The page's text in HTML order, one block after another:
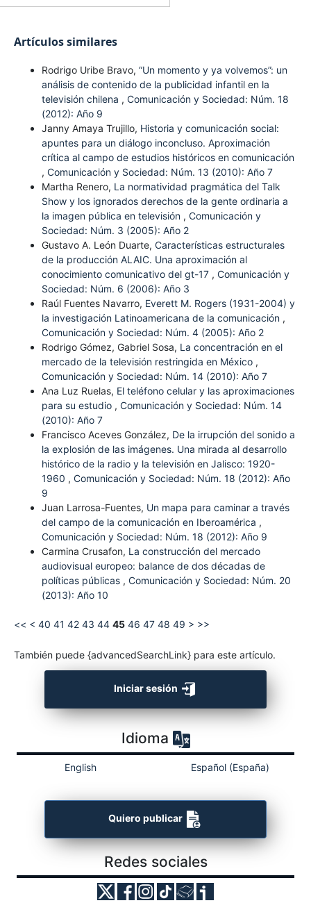
Artículos similares
Rodrigo Uribe Bravo, “Un momento y ya volvemos”: un
análisis de contenido de la publicidad infantil en la
televisión chilena , Comunicación y Sociedad: Núm. 18
(2012): Año 9
Janny Amaya Trujillo, Historia y comunicación social:
apuntes para un diálogo inconcluso. Aproximación
crítica al campo de estudios históricos en comunicación
, Comunicación y Sociedad: Núm. 13 (2010): Año 7
Martha Renero, La normatividad pragmática del Talk
Show y los ignorados derechos de la gente ordinaria a
la imagen pública en televisión , Comunicación y
Sociedad: Núm. 3 (2005): Año 2
Gustavo A. León Duarte, Características estructurales
de la producción ALAIC. Una aproximación al
conocimiento comunicativo del gt-17 , Comunicación y
Sociedad: Núm. 6 (2006): Año 3
Raúl Fuentes Navarro, Everett M. Rogers (1931-2004) y
la investigación Latinoamericana de la comunicación ,
Comunicación y Sociedad: Núm. 4 (2005): Año 2
Rodrigo Gómez, Gabriel Sosa, La concentración en el
mercado de la televisión restringida en México ,
Comunicación y Sociedad: Núm. 14 (2010): Año 7
Ana Luz Ruelas, El teléfono celular y las aproximaciones
para su estudio , Comunicación y Sociedad: Núm. 14
(2010): Año 7
Francisco Aceves González, De la irrupción del sonido a
la explosión de las imágenes. Una mirada al desarrollo
histórico de la radio y la televisión en Jalisco: 1920-
1960 , Comunicación y Sociedad: Núm. 18 (2012): Año
9
Juan Larrosa-Fuentes, Un mapa para caminar a través
del campo de la comunicación en Iberoamérica ,
Comunicación y Sociedad: Núm. 18 (2012): Año 9
Carmina Crusafon, La construcción del mercado
audiovisual europeo: balance de dos décadas de
políticas públicas , Comunicación y Sociedad: Núm. 20
(2013): Año 10
<< < 40 41 42 43 44 45 46 47 48 49 > >>
También puede {advancedSearchLink} para este artículo.
Iniciar sesión
Idioma
English Español (España)
Quiero publicar
Redes sociales